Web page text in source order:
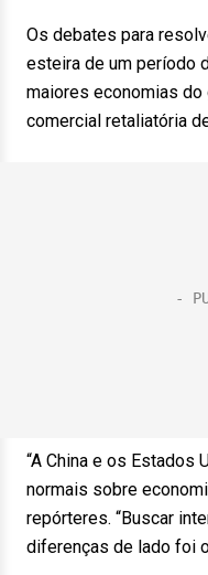
Os debates para
esteira de um período
maiores economias do
comercial retaliatória
“A China e os Estados
normais sobre
repórteres. “Buscar
diferenças de lado foi